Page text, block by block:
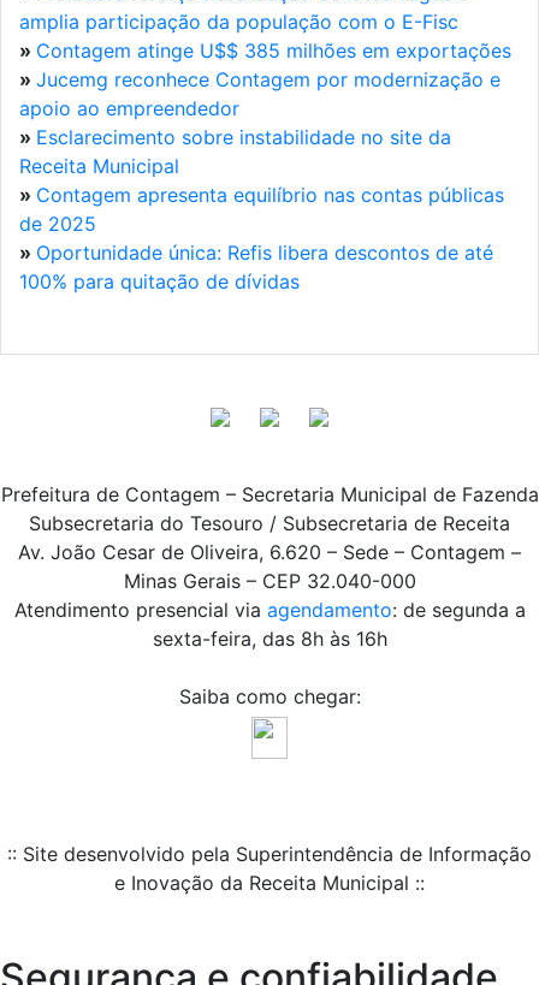
amplia participação da população com o E-Fisc
» Contagem atinge U$$ 385 milhões em exportações
» Jucemg reconhece Contagem por modernização e
apoio ao empreendedor
» Esclarecimento sobre instabilidade no site da
Receita Municipal
» Contagem apresenta equilíbrio nas contas públicas
de 2025
» Oportunidade única: Refis libera descontos de até
100% para quitação de dívidas
Prefeitura de Contagem – Secretaria Municipal de Fazenda
Subsecretaria do Tesouro / Subsecretaria de Receita
Av. João Cesar de Oliveira, 6.620 – Sede – Contagem –
Minas Gerais – CEP 32.040-000
Atendimento presencial via agendamento: de segunda a
sexta-feira, das 8h às 16h
Saiba como chegar:
:: Site desenvolvido pela Superintendência de Informação
e Inovação da Receita Municipal ::